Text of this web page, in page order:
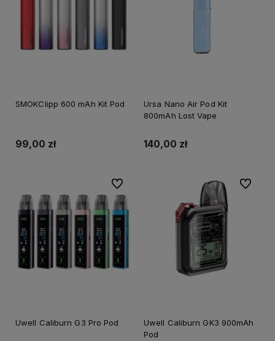
SMOKClipp 600 mAh Kit Pod
99,00 zł
Ursa Nano Air Pod Kit
800mAh Lost Vape
140,00 zł
Uwell Caliburn G3 Pro Pod
Do ulubionych
Uwell Caliburn GK3 900mAh
Pod
Do